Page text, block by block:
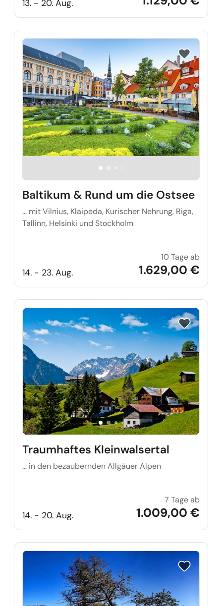
13. - 20. Aug.
Reise auf
Baltikum & Rund um die Ostsee
... mit Vilnius, Klaipeda, Kurischer Nehrung, Riga,
Tallinn, Helsinki und Stockholm
14. - 23. Aug.
10 Tage ab
1.629,00 €
Reise auf
Traumhaftes Kleinwalsertal
… in den bezaubernden Allgäuer Alpen
14. - 20. Aug.
7 Tage ab
1.009,00 €
Reise auf